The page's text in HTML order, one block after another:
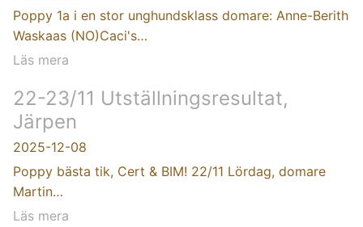
Poppy 1a i en stor unghundsklass domare: Anne-Berith
Waskaas (NO)Caci's…
Läs mera
22-23/11 Utställningsresultat,
Järpen
2025-12-08
Poppy bästa tik, Cert & BIM! 22/11 Lördag, domare
Martin…
Läs mera